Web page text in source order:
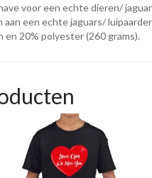
voor een echte dieren/
aan een echte jaguars/
20% polyester (260 grams).